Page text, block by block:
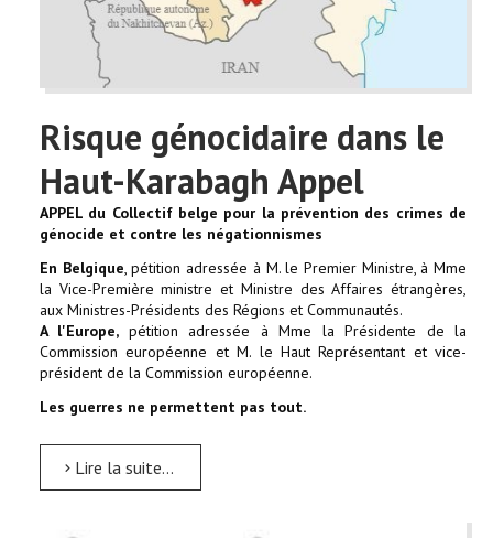
Risque génocidaire dans le
Haut-Karabagh Appel
APPEL du Collectif belge pour la prévention des crimes de
génocide et contre les négationnismes
En Belgique, pétition adressée à M. le Premier Ministre, à Mme
la Vice-Première ministre et Ministre des Affaires étrangères,
aux Ministres-Présidents des Régions et Communautés.
A l'Europe, pétition adressée à Mme la Présidente de la
Commission européenne et M. le Haut Représentant et vice-
président de la Commission européenne.
Les guerres ne permettent pas tout.
Lire la suite...